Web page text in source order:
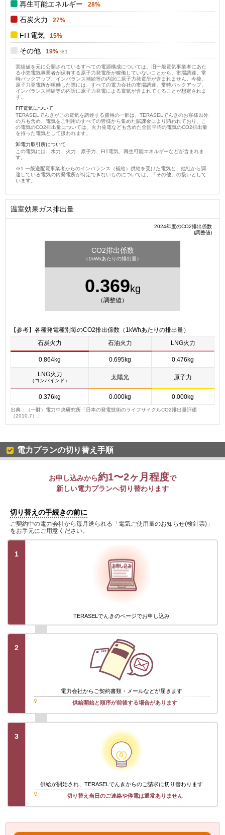
再生可能エネルギー 28%
石炭火力 27%
FIT電気 15%
その他 19%
実績値を元に公開されているすべての電源構成については、旧一般電気事業者にあた
る小売電気事業者が保有する原子力発電所が稼働していないことから、市場調達、常
時バックアップ、インバランス補給等の内訳に原子力発電所が含まれません。今後、
原子力発電所が稼働した際には、すべての電力会社の市場調達、常時バックアップ、
インバランス補給等の内訳に原子力発電による電気が含まれてくることが想定されま
す。
FIT電気について
TERASELでんきがこの電気を調達する費用の一部は、TERASELでんきのお客様以外
の方も含め、電気をご利用のすべての皆様から集めた賦課金により賄われており、こ
の電気のCO2排出量については、火力発電なども含めた全国平均の電気のCO2排出量
を持った電気として扱われます。
卸電力取引所について
この電気には、水力、火力、原子力、FIT電気、再生可能エネルギーなどが含まれま
す。
一般送配電事業者からのインバランス（補給）供給を受けた電気と、他社から調
達している電気の内発電所が特定できないものについては、「その他」の扱いとして
います。
温室効果ガス排出量
2024年度のCO2排出係数
(調整値)
CO2排出係数
（1kWhあたりの排出量）
0.369kg
（調整値）
【参考】各種発電種別毎のCO2排出係数（1kWhあたりの排出量）
石炭火力
石油火力 LNG火力
0.864kg 0.695kg 0.476kg
LNG火力
（コンバインド） 太陽光 原子力
0.376kg 0.000kg 0.000kg
出典：（一財）電力中央研究所「日本の発電技術のライフサイクルCO2排出量評価
（2010.7）」
電力プランの切り替え手順
お申し込みから約1〜2ヶ月程度で
新しい電力プランへ切り替わります
切り替えの手続きの前に
ご契約中の電力会社から毎月送られる「電気ご使用量のお知らせ(検針票)」
をお手元にご用意ください。
1
TERASELでんきのページでお申し込み
2
電力会社から ご契約書類・メールなどが届きます
供給開始と順序が前後する場合があります
3
供給が開始され、TERASELでんきからのご請求に切り替わります
切り替え当日のご連絡や停電は通常ありません